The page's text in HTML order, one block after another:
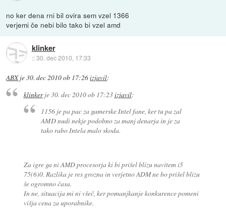
no ker dena rni bil ovira sem vzel 1366
verjemi če nebi bilo tako bi vzel amd
klinker
::30. dec 2010, 17:33
ABXje30. dec 2010 ob 17:26izjavil:
klinkerje30. dec 2010 ob 17:23izjavil:
1156 je pa pac za gamerske Intel fane, ker tu pa zal
AMD nudi nekje podobno za manj denarja in je za
tako rabo Intela malo skoda.
Za igre ga ni AMD procesorja ki bi prišel blizu navitem i5
75(6)0. Razlika je res grozna in verjetno ADM ne bo prišel blizu
še ogromno časa.
In ne, situacija mi ni všeč, ker pomanjkanje konkurence pomeni
višja cena za uporabnike.